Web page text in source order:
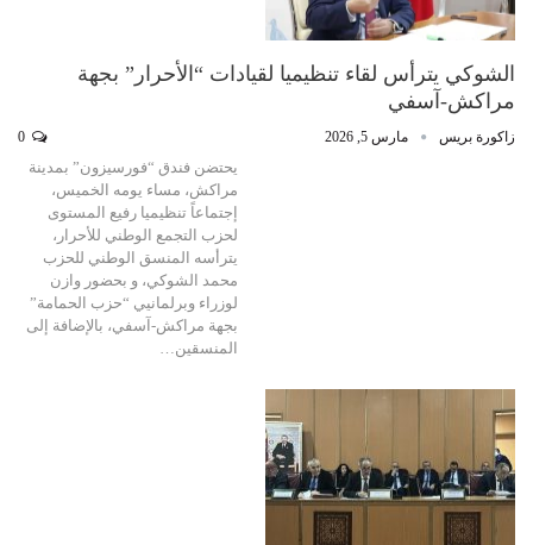
الشوكي يترأس لقاء تنظيميا لقيادات “الأحرار” بجهة
مراكش-آسفي
زاكورة بريس مارس 5, 2026
يحتضن فندق “فورسيزون” بمدينة
مراكش، مساء يومه الخميس،
إجتماعاً تنظيميا رفيع المستوى
لحزب التجمع الوطني للأحرار،
يترأسه المنسق الوطني للحزب
محمد الشوكي، و بحضور وازن
لوزراء وبرلمانيي “حزب الحمامة”
بجهة مراكش-آسفي، بالإضافة إلى
المنسقين…